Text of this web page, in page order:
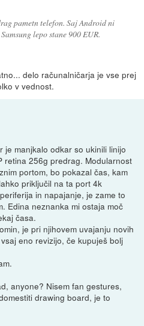
pametn telefon. Saj Android ni
lepo stane 900 EUR.
delo računalničarja je vse prej
v vednost.
je manjkalo odkar so ukinili linijo
retina 256g predrag. Modularnost
portom, bo pokazal čas, kam
priključil na ta port 4k
in napajanje, je zame to
Edina neznanka mi ostaja moč
časa.
je pri njihovem uvajanju novih
eno revizijo, če kupuješ bolj
anyone? Nisem fan gestures,
drawing board, je to